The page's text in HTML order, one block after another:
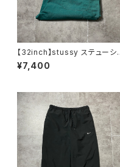
【32inch】stussy ステューシ
ー ジッパーフライ グリー
ン ダブルニー ワークパンツ
¥7,400